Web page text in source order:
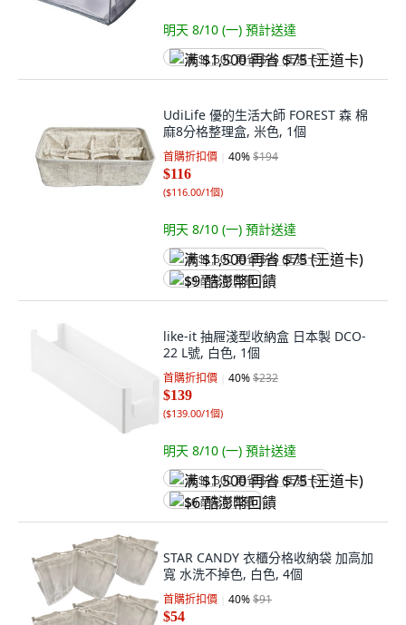
明天 8/10 (一) 預計送達
满 $1,500 再省 $75 (王道卡)
UdiLife 優的生活大師 FOREST 森 棉
麻8分格整理盒, 米色, 1個
首購折扣價 40%$194
$116
($116.00/1個)
明天 8/10 (一) 預計送達
满 $1,500 再省 $75 (王道卡)
$9 酷澎幣回饋
like-it 抽屜淺型收納盒 日本製 DCO-
22 L號, 白色, 1個
首購折扣價 40%$232
$139
($139.00/1個)
明天 8/10 (一) 預計送達
满 $1,500 再省 $75 (王道卡)
$6 酷澎幣回饋
STAR CANDY 衣櫃分格收納袋 加高加
寬 水洗不掉色, 白色, 4個
首購折扣價 40%$91
$54